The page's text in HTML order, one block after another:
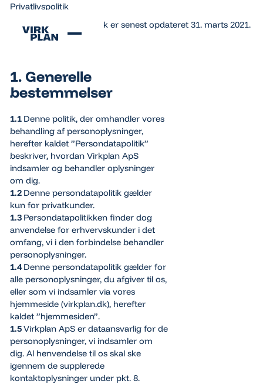
Privatlivspolitik
Denne persondatapolitik er senest opdateret 31. marts 2021.
1. Generelle
bestemmelser
1.1 Denne politik, der omhandler vores
behandling af personoplysninger,
herefter kaldet ”Persondatapolitik”
beskriver, hvordan Virkplan ApS
indsamler og behandler oplysninger
om dig.
1.2 Denne persondatapolitik gælder
kun for privatkunder.
1.3 Persondatapolitikken finder dog
anvendelse for erhvervskunder i det
omfang, vi i den forbindelse behandler
personoplysninger.
1.4Denne persondatapolitik gælder for
alle personoplysninger, du afgiver til os,
eller som vi indsamler via vores
hjemmeside (virkplan.dk), herefter
kaldet ”hjemmesiden”.
1.5Virkplan ApS er dataansvarlig for de
personoplysninger, vi indsamler om
dig. Al henvendelse til os skal ske
igennem de supplerede
kontaktoplysninger under pkt. 8.